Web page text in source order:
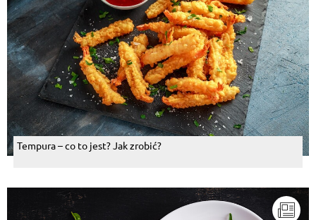
Tempura – co to jest? Jak zrobić?